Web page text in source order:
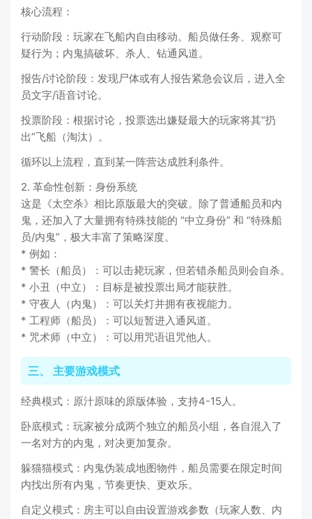
核心流程：
行动阶段：玩家在飞船内自由移动。船员做任务、观察可
疑行为；内鬼搞破坏、杀人、钻通风道。
报告/讨论阶段：发现尸体或有人报告紧急会议后，进入全
员文字/语音讨论。
投票阶段：根据讨论，投票选出嫌疑最大的玩家将其“扔
出”飞船（淘汰）。
循环以上流程，直到某一阵营达成胜利条件。
2. 革命性创新：身份系统
这是《太空杀》相比原版最大的突破。除了普通船员和内
鬼，还加入了大量拥有特殊技能的 “中立身份” 和 “特殊船
员/内鬼”，极大丰富了策略深度。
* 例如：
* 警长（船员）：可以击毙玩家，但若错杀船员则会自杀。
* 小丑（中立）：目标是被投票出局才能获胜。
* 守夜人（内鬼）：可以关灯并拥有夜视能力。
* 工程师（船员）：可以短暂进入通风道。
* 咒术师（中立）：可以用咒语诅咒他人。
三、 主要游戏模式
经典模式：原汁原味的原版体验，支持4-15人。
卧底模式：玩家被分成两个独立的船员小组，各自混入了
一名对方的内鬼，对决更加复杂。
躲猫猫模式：内鬼伪装成地图物件，船员需要在限定时间
内找出所有内鬼，节奏更快、更欢乐。
自定义模式：房主可以自由设置游戏参数（玩家人数、内